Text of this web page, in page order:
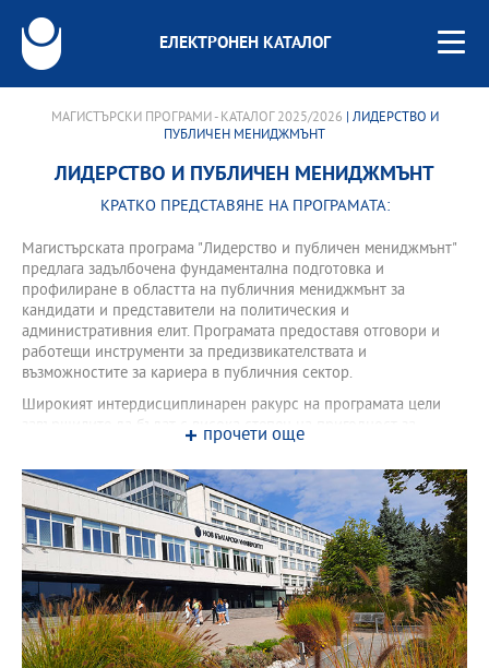
ЕЛЕКТРОНЕН КАТАЛОГ
МАГИСТЪРСКИ ПРОГРАМИ - КАТАЛОГ 2025/2026 | ЛИДЕРСТВО И
ПУБЛИЧЕН МЕНИДЖМЪНТ
ЛИДЕРСТВО И ПУБЛИЧЕН МЕНИДЖМЪНТ
КРАТКО ПРЕДСТАВЯНЕ НА ПРОГРАМАТА:
Магистърската програма "Лидерство и публичен мениджмънт"
предлага задълбочена фундаментална подготовка и
профилиране в областта на публичния мениджмънт за
кандидати и представители на политическия и
административния елит. Програмата предоставя отговори и
работещи инструменти за предизвикателствата и
възможностите за кариера в публичния сектор.
Широкият интердисциплинарен ракурс на програмата цели
завършилите да бъдат с висока степен на пригодност за
заемане на ръководни и висши ръководни длъжности в
публични организации на централната и териториалната
администрация, както и в европейски и международни
публични организации.
прочети още